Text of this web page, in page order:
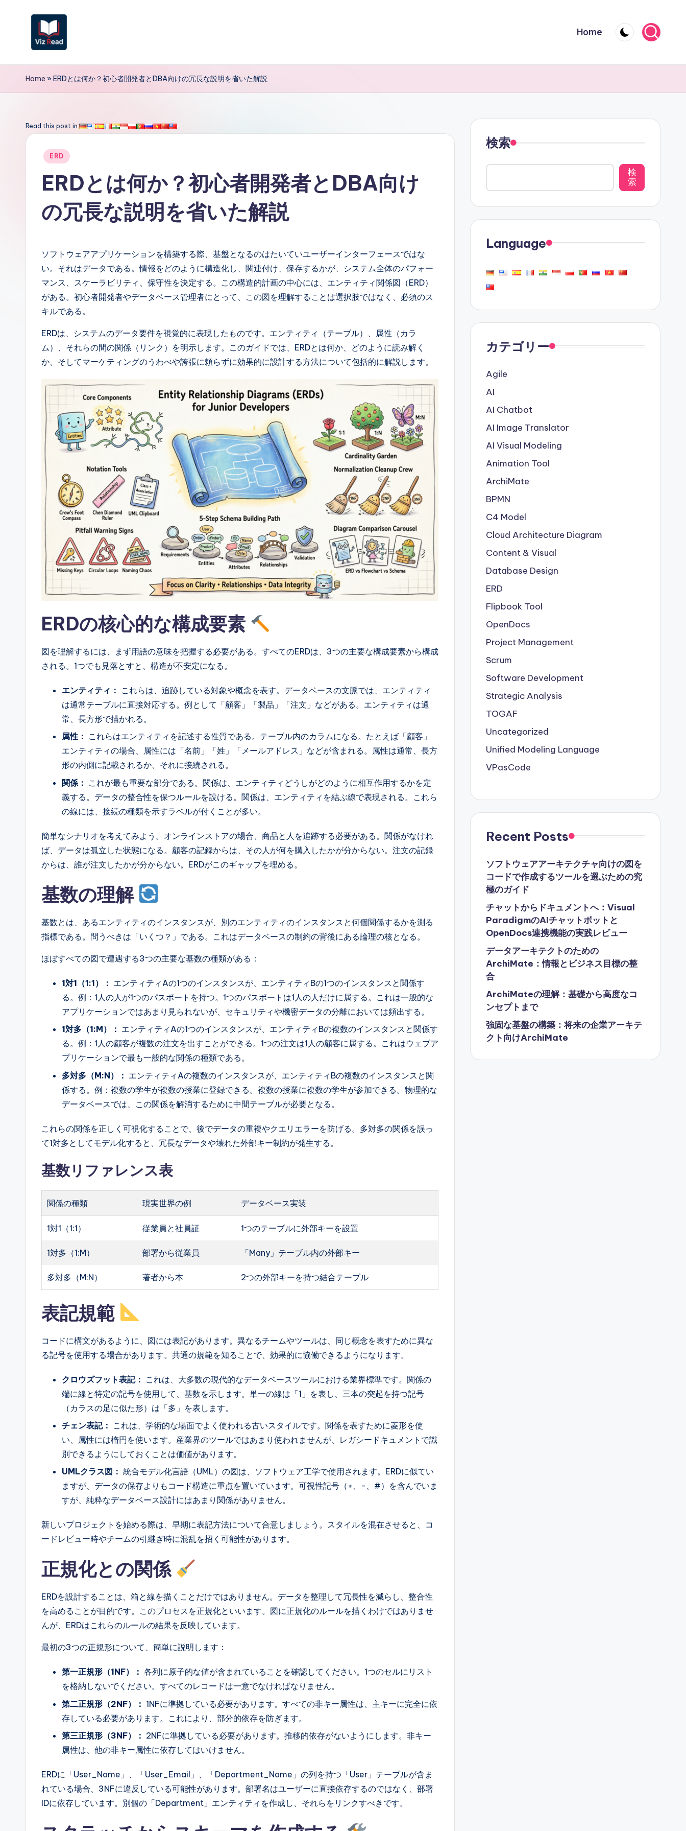
V
iz
e
Home
Home »ERDとは何か？初心者開発者とDBA向けの冗長な説明を省いた解説
Read this post in:
Posted
ERD
ERDとは何か？初心者開発者とDBA向け
の冗長な説明を省いた解説
ソフトウェアアプリケーションを構築する際、基盤となるのはたいていユーザーインターフェースではな
い。それはデータである。情報をどのように構造化し、関連付け、保存するかが、システム全体のパフォー
マンス、スケーラビリティ、保守性を決定する。この構造的計画の中心には、エンティティ関係図（ERD）
がある。初心者開発者やデータベース管理者にとって、この図を理解することは選択肢ではなく、必須のス
キルである。
ERDは、システムのデータ要件を視覚的に表現したものです。エンティティ（テーブル）、属性（カラ
ム）、それらの間の関係（リンク）を明示します。このガイドでは、ERDとは何か、どのように読み解く
か、そしてマーケティングのうわべや誇張に頼らずに効果的に設計する方法について包括的に解説します。
ERDの核心的な構成要素
図を理解するには、まず用語の意味を把握する必要がある。すべてのERDは、3つの主要な構成要素から構成
される。1つでも見落とすと、構造が不安定になる。
エンティティ： これらは、追跡している対象や概念を表す。データベースの文脈では、エンティティ
は通常テーブルに直接対応する。例として「顧客」「製品」「注文」などがある。エンティティは通
常、長方形で描かれる。
属性： これらはエンティティを記述する性質である。テーブル内のカラムになる。たとえば「顧客」
エンティティの場合、属性には「名前」「姓」「メールアドレス」などが含まれる。属性は通常、長方
形の内側に記載されるか、それに接続される。
関係： これが最も重要な部分である。関係は、エンティティどうしがどのように相互作用するかを定
義する。データの整合性を保つルールを設ける。関係は、エンティティを結ぶ線で表現される。これら
の線には、接続の種類を示すラベルが付くことが多い。
簡単なシナリオを考えてみよう。オンラインストアの場合、商品と人を追跡する必要がある。関係がなけれ
ば、データは孤立した状態になる。顧客の記録からは、その人が何を購入したかが分からない。注文の記録
からは、誰が注文したかが分からない。ERDがこのギャップを埋める。
基数の理解
基数とは、あるエンティティのインスタンスが、別のエンティティのインスタンスと何個関係するかを測る
指標である。問うべきは「いくつ？」である。これはデータベースの制約の背後にある論理の核となる。
ほぼすべての図で遭遇する3つの主要な基数の種類がある：
1対1（1:1）： エンティティAの1つのインスタンスが、エンティティBの1つのインスタンスと関係す
る。例：1人の人が1つのパスポートを持つ。1つのパスポートは1人の人だけに属する。これは一般的な
アプリケーションではあまり見られないが、セキュリティや機密データの分離においては頻出する。
1対多（1:M）： エンティティAの1つのインスタンスが、エンティティBの複数のインスタンスと関係す
る。例：1人の顧客が複数の注文を出すことができる。1つの注文は1人の顧客に属する。これはウェブア
プリケーションで最も一般的な関係の種類である。
多対多（M:N）： エンティティAの複数のインスタンスが、エンティティBの複数のインスタンスと関
係する。例：複数の学生が複数の授業に登録できる。複数の授業に複数の学生が参加できる。物理的な
データベースでは、この関係を解消するために中間テーブルが必要となる。
これらの関係を正しく可視化することで、後でデータの重複やクエリエラーを防げる。多対多の関係を誤っ
て1対多としてモデル化すると、冗長なデータや壊れた外部キー制約が発生する。
基数リファレンス表
関係の種類 現実世界の例 データベース実装
1対1（1:1） 従業員と社員証 1つのテーブルに外部キーを設置
1対多（1:M） 部署から従業員 「Many」テーブル内の外部キー
多対多（M:N） 著者から本 2つの外部キーを持つ結合テーブル
表記規範
コードに構文があるように、図には表記があります。異なるチームやツールは、同じ概念を表すために異な
る記号を使用する場合があります。共通の規範を知ることで、効果的に協働できるようになります。
クロウズフット表記： これは、大多数の現代的なデータベースツールにおける業界標準です。関係の
端に線と特定の記号を使用して、基数を示します。単一の線は「1」を表し、三本の突起を持つ記号
（カラスの足に似た形）は「多」を表します。
チェン表記： これは、学術的な場面でよく使われる古いスタイルです。関係を表すために菱形を使
い、属性には楕円を使います。産業界のツールではあまり使われませんが、レガシードキュメントで識
別できるようにしておくことは価値があります。
UMLクラス図： 統合モデル化言語（UML）の図は、ソフトウェア工学で使用されます。ERDに似てい
ますが、データの保存よりもコード構造に重点を置いています。可視性記号（+、-、#）を含んでいま
すが、純粋なデータベース設計にはあまり関係がありません。
新しいプロジェクトを始める際は、早期に表記方法について合意しましょう。スタイルを混在させると、コ
ードレビュー時やチームの引継ぎ時に混乱を招く可能性があります。
正規化との関係
ERDを設計することは、箱と線を描くことだけではありません。データを整理して冗長性を減らし、整合性
を高めることが目的です。このプロセスを正規化といいます。図に正規化のルールを描くわけではありませ
んが、ERDはこれらのルールの結果を反映しています。
最初の3つの正規形について、簡単に説明します：
第一正規形（1NF）： 各列に原子的な値が含まれていることを確認してください。1つのセルにリスト
を格納しないでください。すべてのレコードは一意でなければなりません。
第二正規形（2NF）： 1NFに準拠している必要があります。すべての非キー属性は、主キーに完全に依
存している必要があります。これにより、部分的依存を防ぎます。
第三正規形（3NF）： 2NFに準拠している必要があります。推移的依存がないようにします。非キー
属性は、他の非キー属性に依存してはいけません。
ERDに「User_Name」、「User_Email」、「Department_Name」の列を持つ「User」テーブルが含ま
れている場合、3NFに違反している可能性があります。部署名はユーザーに直接依存するのではなく、部署
IDに依存しています。別個の「Department」エンティティを作成し、それらをリンクすべきです。
検索
検
索
Language
カテゴリー
Agile
AI
AI Chatbot
AI Image Translator
AI Visual Modeling
Animation Tool
ArchiMate
BPMN
C4 Model
Cloud Architecture Diagram
Content & Visual
Database Design
ERD
Flipbook Tool
OpenDocs
Project Management
Scrum
Software Development
Strategic Analysis
TOGAF
Uncategorized
Unified Modeling Language
VPasCode
Recent Posts
ソフトウェアアーキテクチャ向けの図を
コードで作成するツールを選ぶための究
極のガイド
チャットからドキュメントへ：Visual
ParadigmのAIチャットボットと
OpenDocs連携機能の実践レビュー
データアーキテクトのための
ArchiMate：情報とビジネス目標の整
合
ArchiMateの理解：基礎から高度なコ
ンセプトまで
強固な基盤の構築：将来の企業アーキテ
クト向けArchiMate